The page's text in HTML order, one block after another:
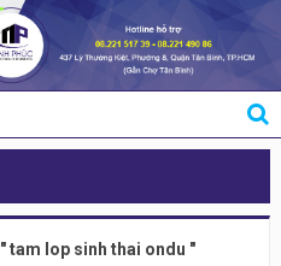
" tam lop sinh thai ondu "